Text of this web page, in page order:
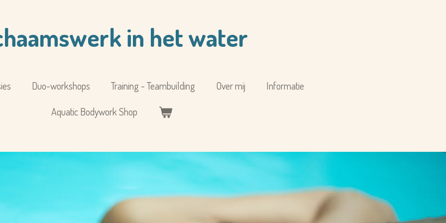
in het water
Duo-workshops Training - Teambuilding Over mij
Informatie
Aquatic Bodywork Shop